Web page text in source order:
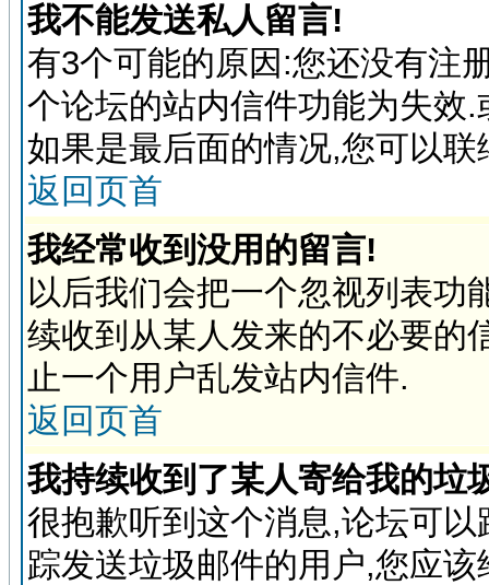
我不能发送私人留言!
有3个可能的原因:您还没有注
个论坛的站内信件功能为失效
如果是最后面的情况,您可以联
返回页首
我经常收到没用的留言!
以后我们会把一个忽视列表功
续收到从某人发来的不必要的
止一个用户乱发站内信件.
返回页首
我持续收到了某人寄给我的垃
很抱歉听到这个消息,论坛可
踪发送垃圾邮件的用户,您应